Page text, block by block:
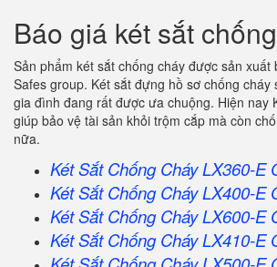
Báo giá két sắt
Sản phẩm két sắt chống cháy được sản xuất
Safes group. Két sắt đựng hồ sơ chống cháy
gia đình đang rất được ưa chuộng. Hiện nay
giúp bảo vệ tài sản khỏi trộm cắp mà còn
nữa.
Két Sắt Chống Cháy LX360-E
Két Sắt Chống Cháy LX400-E
Két Sắt Chống Cháy LX600-E
Két Sắt Chống Cháy LX410-E